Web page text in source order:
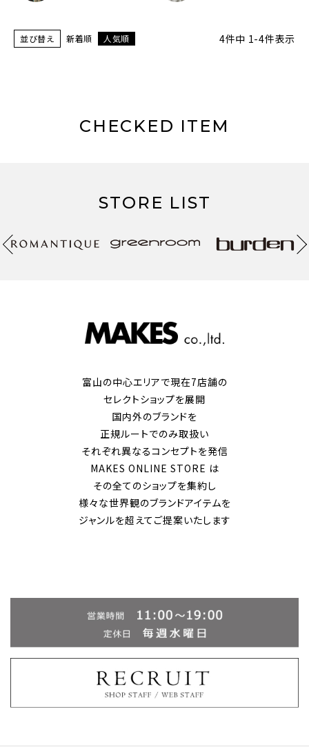
並び替え 新着順 人気順 4件中 1-4件表示
CHECKED ITEM
STORE LIST
富山の中心エリアで現在7店舗の
セレクトショップを展開
国内外のブランドを
正規ルートでのみ取扱い
それぞれ異なるコンセプトを発信
MAKES ONLINE STORE は
その全てのショップを集約し
様々な世界観のブランドアイテムを
ジャンルを超えてご提案いたします